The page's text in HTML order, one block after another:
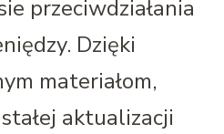
przeciwdziałania
Dzięki
materiałom,
aktualizacji